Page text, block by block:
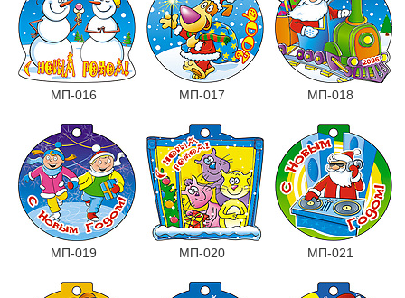
МП-016 МП-017 МП-018
МП-019 МП-020 МП-021